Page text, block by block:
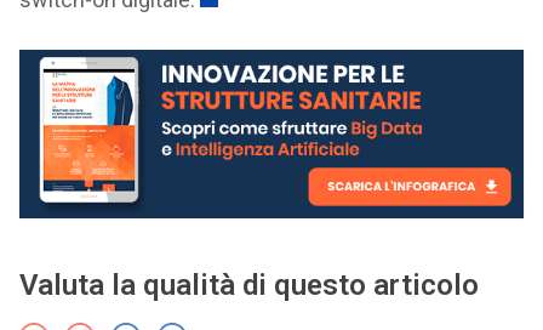
Valuta la qualità di questo articolo